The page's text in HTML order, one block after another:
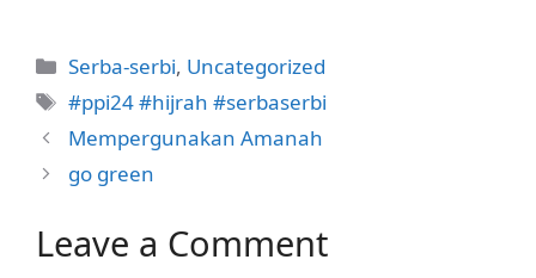
Categories
Serba-serbi, Uncategorized
Tags
#ppi24 #hijrah #serbaserbi
Mempergunakan Amanah
go green
Leave a Comment